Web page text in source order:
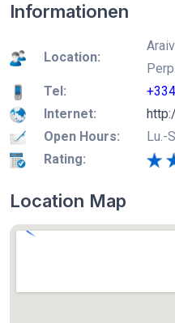
Informationen
Location:
Tel:
Internet:
Open Hours:
Lu.-
Rating:
Location Map